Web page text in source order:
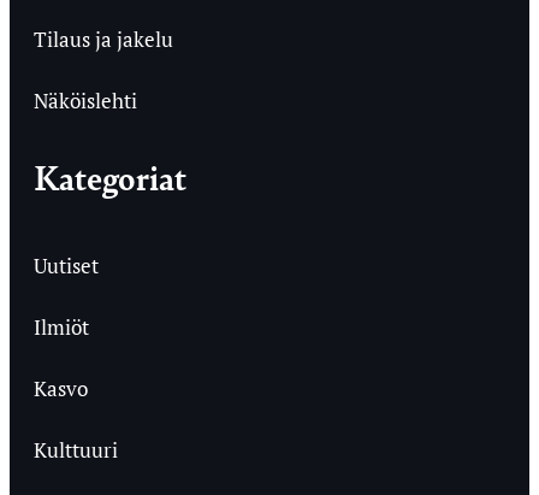
Tilaus ja jakelu
Näköislehti
Kategoriat
Uutiset
Ilmiöt
Kasvo
Kulttuuri